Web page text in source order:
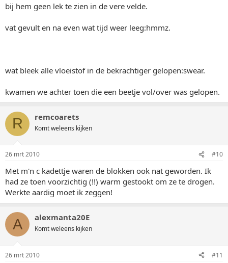
bij hem geen lek te zien in de vere velde.
vat gevult en na even wat tijd weer leeg:hmmz.
wat bleek alle vloeistof in de bekrachtiger gelopen:swear.
kwamen we achter toen die een beetje vol/over was gelopen.
R remcoarets
Komt weleens kijken
26 mrt 2010 #10
Met m'n c kadettje waren de blokken ook nat geworden. Ik
had ze toen voorzichtig (!!) warm gestookt om ze te drogen.
Werkte aardig moet ik zeggen!
A alexmanta20E
Komt weleens kijken
26 mrt 2010 #11